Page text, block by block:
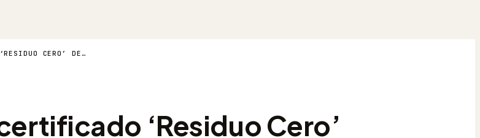
PASCUAL HA OBTENIDO EL CERTIFICADO ‘RESIDUO CERO’ DE AENOR EN TODOS SUS CENTROS
‘Residuo Cero’